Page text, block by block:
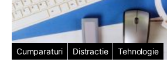
Cumparaturi Distractie Tehnologie